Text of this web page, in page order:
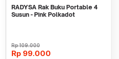
RADYSA Rak Buku Portable 4
Susun - Pink Polkadot
Rp109.000
Rp 99.000